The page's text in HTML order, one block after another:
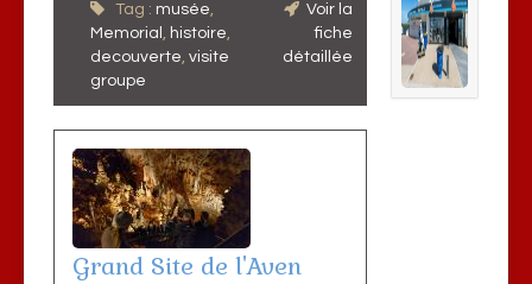
Tag : musée,
Memorial , histoire,
decouverte, visite
groupe
Voir la
fiche
détaillée
Grand Site de l'Aven